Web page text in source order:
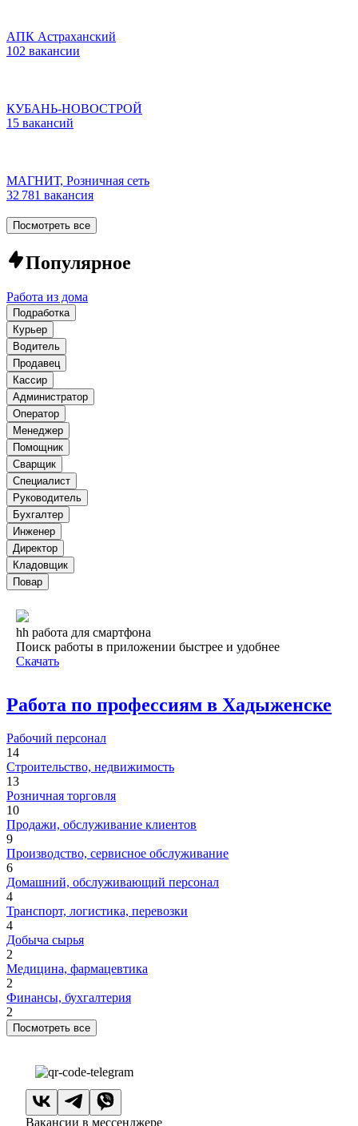
АПК Астраханский
102 вакансии
КУБАНЬ-НОВОСТРОЙ
15 вакансий
МАГНИТ, Розничная сеть
32 781 вакансия
Посмотреть все
Популярное
Работа из дома
Подработка
Курьер
Водитель
Продавец
Кассир
Администратор
Оператор
Менеджер
Помощник
Сварщик
Специалист
Руководитель
Бухгалтер
Инженер
Директор
Кладовщик
Повар
hh работа для смартфона
Поиск работы в приложении быстрее и удобнее
Скачать
Работа по профессиям в Хадыженске
Рабочий персонал
14
Строительство, недвижимость
13
Розничная торговля
10
Продажи, обслуживание клиентов
9
Производство, сервисное обслуживание
6
Домашний, обслуживающий персонал
4
Транспорт, логистика, перевозки
4
Добыча сырья
2
Медицина, фармацевтика
2
Финансы, бухгалтерия
2
Посмотреть все
Вакансии в мессенджере